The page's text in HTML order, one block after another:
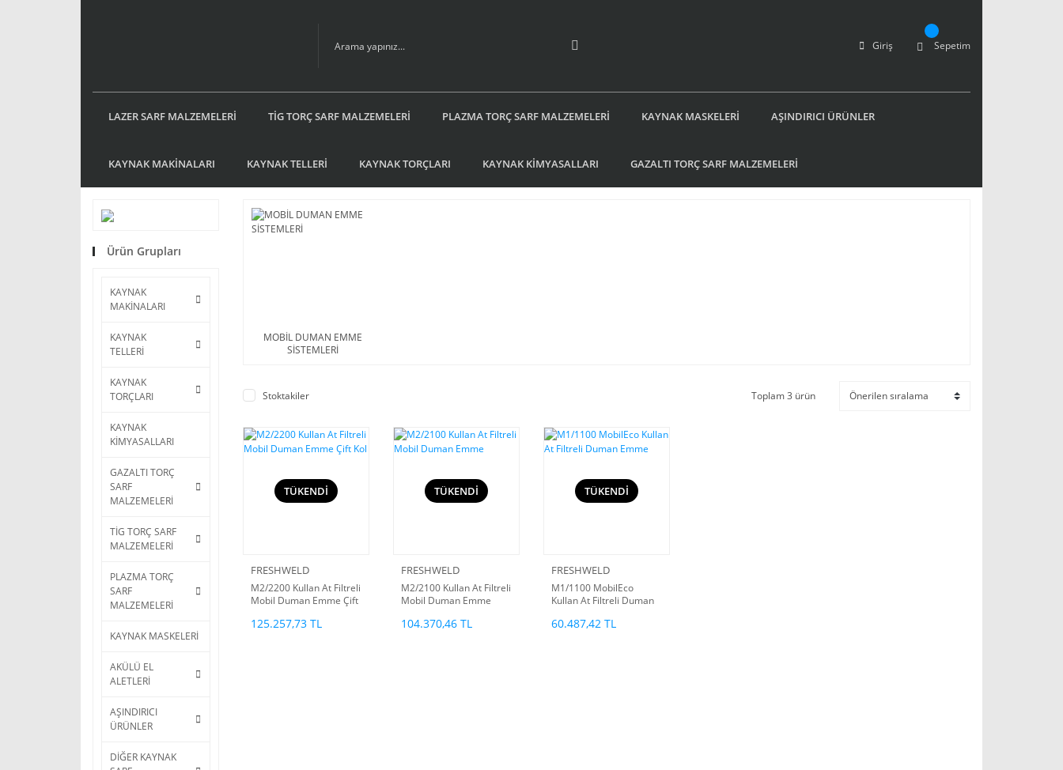
Giriş Sepetim
LAZER SARF MALZEMELERİ TİG TORÇ SARF MALZEMELERİ PLAZMA TORÇ SARF MALZEMELERİ KAYNAK MASKELERİ AŞINDIRICI ÜRÜNLER
KAYNAK MAKİNALARI KAYNAK TELLERİ KAYNAK TORÇLARI KAYNAK KİMYASALLARI GAZALTI TORÇ SARF MALZEMELERİ
Ürün Grupları
KAYNAK
MAKİNALARI
KAYNAK
TELLERİ
KAYNAK
TORÇLARI
KAYNAK
KİMYASALLARI
GAZALTI TORÇ
SARF
MALZEMELERİ
TİG TORÇ SARF
MALZEMELERİ
PLAZMA TORÇ
SARF
MALZEMELERİ
KAYNAK MASKELERİ
AKÜLÜ EL
ALETLERİ
AŞINDIRICI
ÜRÜNLER
DİĞER KAYNAK
MOBİL DUMAN EMME
SİSTEMLERİ
Stoktakiler Toplam 3 ürün
TÜKENDİ
FRESHWELD
M2/2200 Kullan At Filtreli
Mobil Duman Emme Çift
125.257,73 TL
TÜKENDİ
FRESHWELD
M2/2100 Kullan At Filtreli
Mobil Duman Emme
104.370,46 TL
TÜKENDİ
FRESHWELD
M1/1100 MobilEco
Kullan At Filtreli Duman
60.487,42 TL